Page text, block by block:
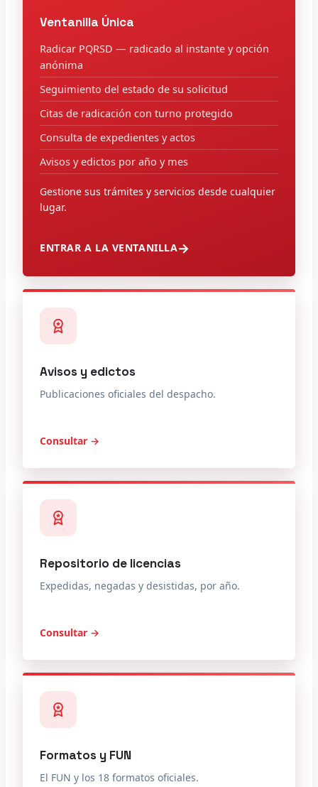
Ventanilla Única
Radicar PQRSD — radicado al instante y opción
anónima
Seguimiento del estado de su solicitud
Citas de radicación con turno protegido
Consulta de expedientes y actos
Avisos y edictos por año y mes
Gestione sus trámites y servicios desde cualquier
lugar.
ENTRAR A LA VENTANILLA
Avisos y edictos
Publicaciones oficiales del despacho.
Consultar →
Repositorio de licencias
Expedidas, negadas y desistidas, por año.
Consultar →
Formatos y FUN
El FUN y los 18 formatos oficiales.